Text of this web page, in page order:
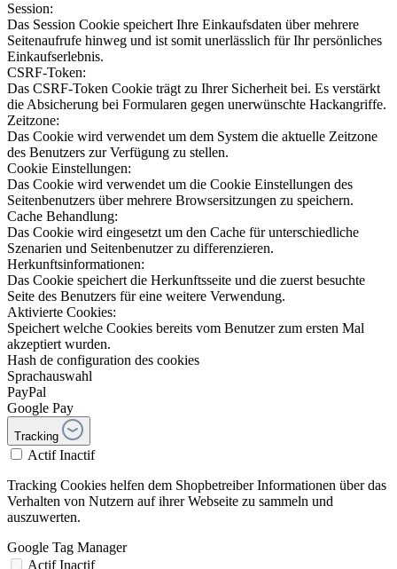
Session:
Das Session Cookie speichert Ihre Einkaufsdaten über mehrere
Seitenaufrufe hinweg und ist somit unerlässlich für Ihr persönliches
Einkaufserlebnis.
CSRF-Token:
Das CSRF-Token Cookie trägt zu Ihrer Sicherheit bei. Es verstärkt
die Absicherung bei Formularen gegen unerwünschte Hackangriffe.
Zeitzone:
Das Cookie wird verwendet um dem System die aktuelle Zeitzone
des Benutzers zur Verfügung zu stellen.
Cookie Einstellungen:
Das Cookie wird verwendet um die Cookie Einstellungen des
Seitenbenutzers über mehrere Browsersitzungen zu speichern.
Cache Behandlung:
Das Cookie wird eingesetzt um den Cache für unterschiedliche
Szenarien und Seitenbenutzer zu differenzieren.
Herkunftsinformationen:
Das Cookie speichert die Herkunftsseite und die zuerst besuchte
Seite des Benutzers für eine weitere Verwendung.
Aktivierte Cookies:
Speichert welche Cookies bereits vom Benutzer zum ersten Mal
akzeptiert wurden.
Hash de configuration des cookies
Sprachauswahl
PayPal
Google Pay
Tracking
Actif Inactif
Tracking Cookies helfen dem Shopbetreiber Informationen über das
Verhalten von Nutzern auf ihrer Webseite zu sammeln und
auszuwerten.
Google Tag Manager
Actif Inactif